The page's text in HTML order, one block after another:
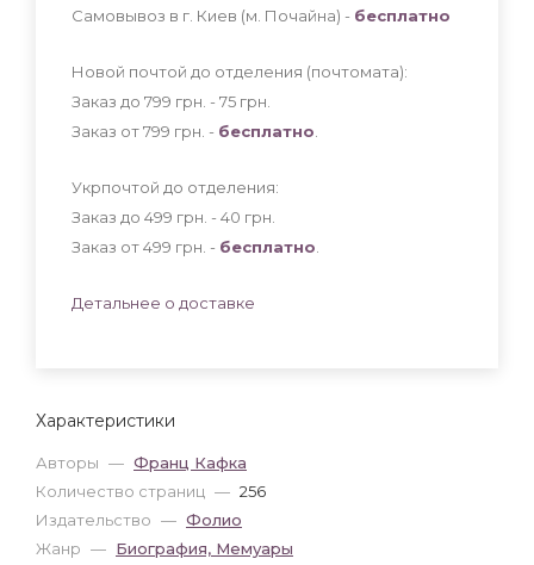
Характеристики
Авторы — Франц Кафка
Количество страниц — 256
Издательство — Фолио
Жанр — Биография, Мемуары
Самовывоз в г. Киев (м. Почайна) - бесплатно
Новой почтой до отделения (почтомата):
Заказ до 799 грн. - 75 грн
Заказ от 799 грн. - бесплатно
Укрпочтой до отделения:
Заказ до 499 грн. - 40 грн
Заказ от 499 грн. - бесплатно
Детальнее о доставке